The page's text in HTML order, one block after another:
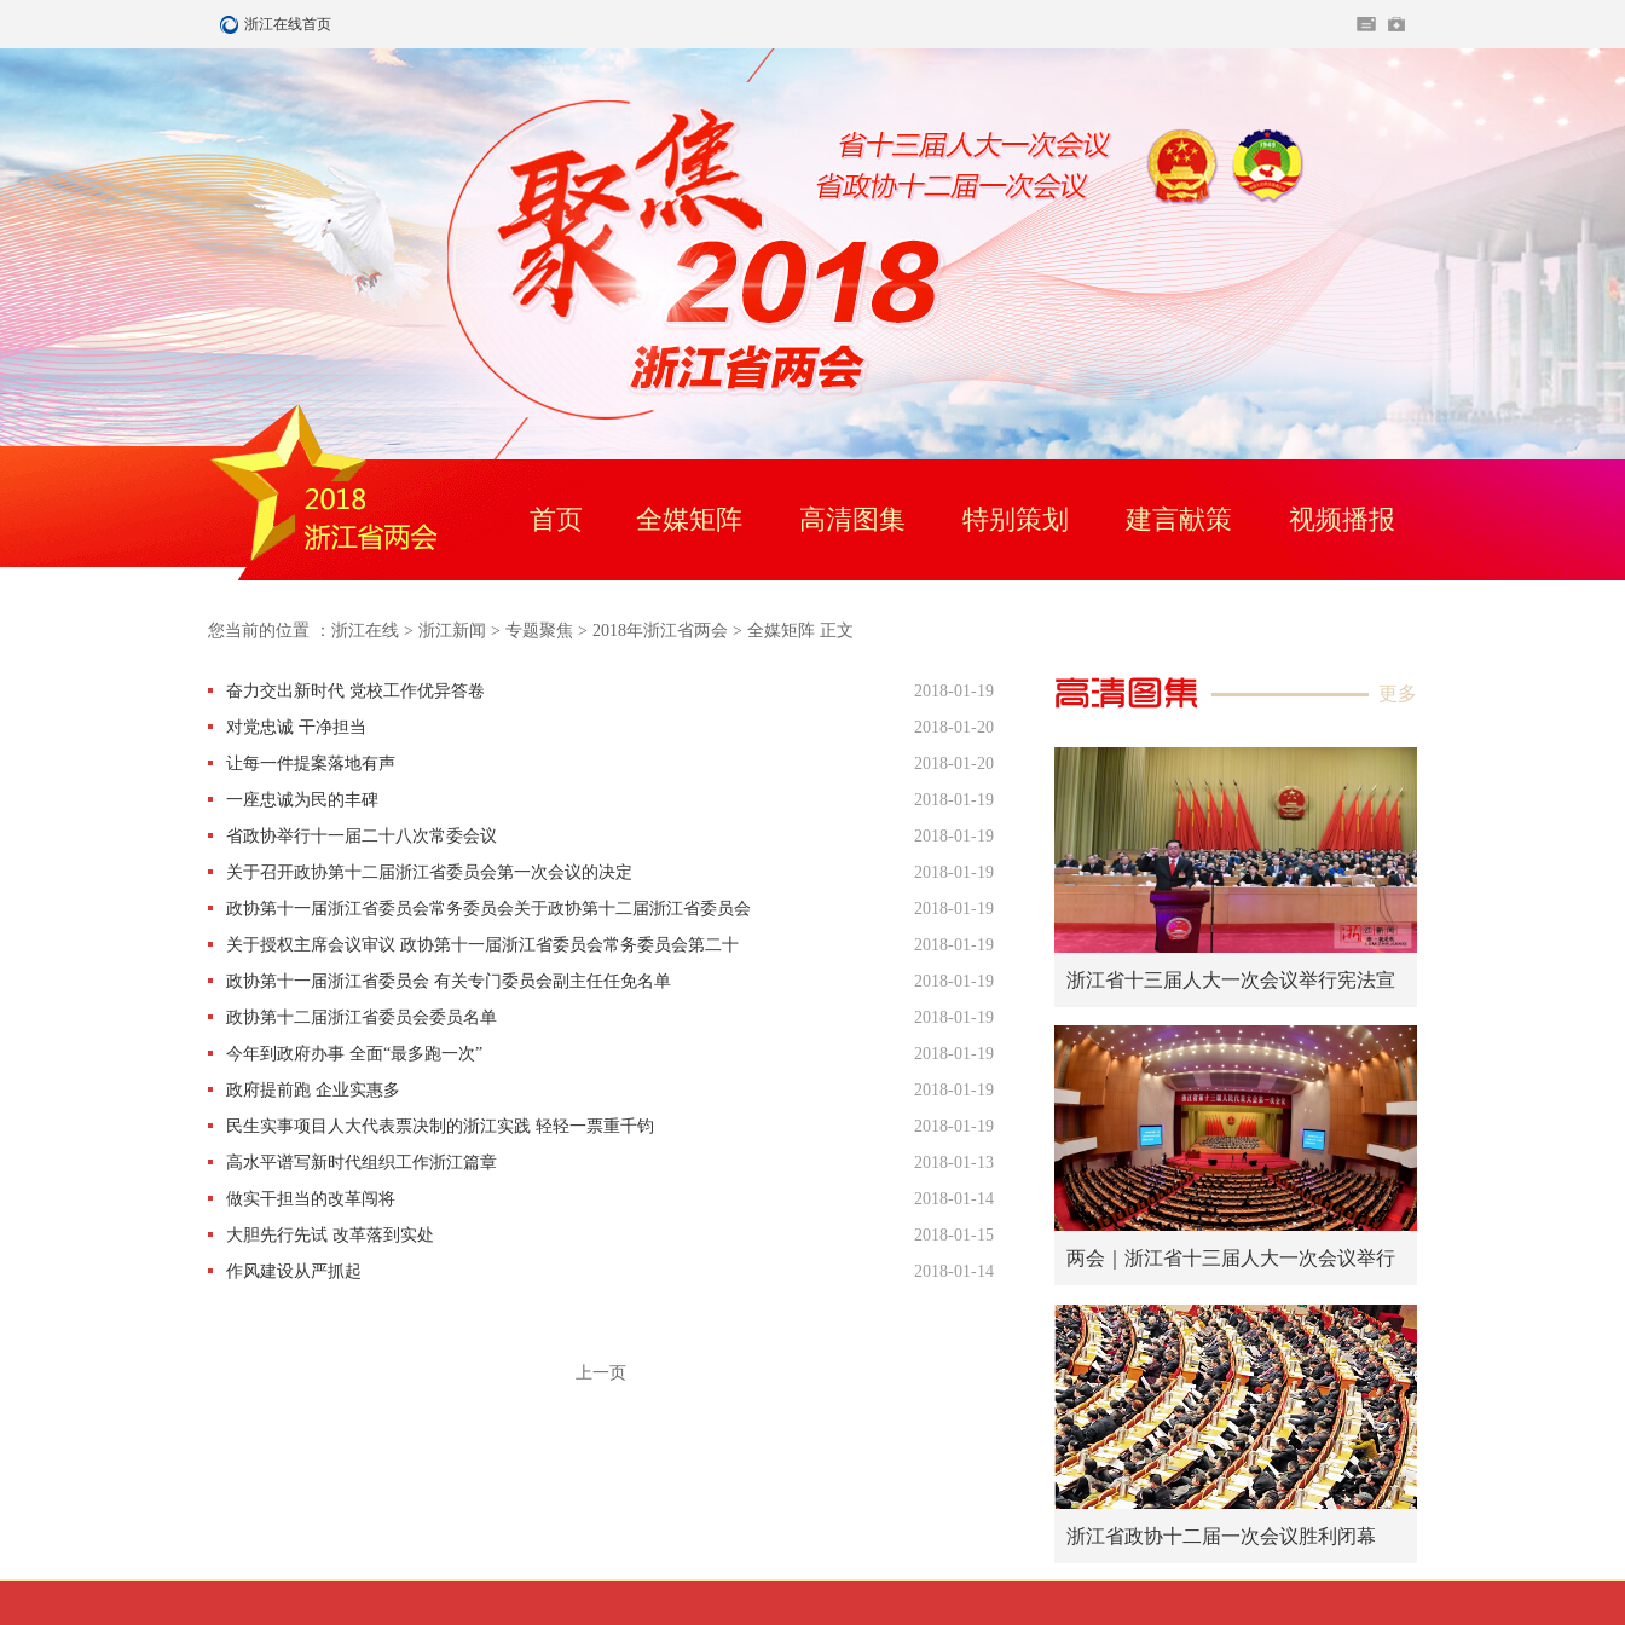
浙江在线首页
首页 全媒矩阵 高清图集 特别策划 建言献策 视频播报
您当前的位置 ： 浙江在线 > 浙江新闻 > 专题聚焦 > 2018年浙江省两会 > 全媒矩阵 正文
2018-01-19
奋力交出新时代 党校工作优异答卷
2018-01-20
对党忠诚 干净担当
2018-01-20
让每一件提案落地有声
2018-01-19
一座忠诚为民的丰碑
2018-01-19
省政协举行十一届二十八次常委会议
2018-01-19
关于召开政协第十二届浙江省委员会第一次会议的决定
2018-01-19
政协第十一届浙江省委员会常务委员会关于政协第十二届浙江省委员会
委员规模和界别设置的决定
2018-01-19
关于授权主席会议审议 政协第十一届浙江省委员会常务委员会第二十
八次会议未尽事宜的决定
2018-01-19
政协第十一届浙江省委员会 有关专门委员会副主任任免名单
2018-01-19
政协第十二届浙江省委员会委员名单
2018-01-19
今年到政府办事 全面“最多跑一次”
2018-01-19
政府提前跑 企业实惠多
2018-01-19
民生实事项目人大代表票决制的浙江实践 轻轻一票重千钧
2018-01-13
高水平谱写新时代组织工作浙江篇章
2018-01-14
做实干担当的改革闯将
2018-01-15
大胆先行先试 改革落到实处
2018-01-14
作风建设从严抓起
上一页
更多
浙江省十三届人大一次会议举行宪法宣
誓仪式
两会｜浙江省十三届人大一次会议举行
第四次全体会议
浙江省政协十二届一次会议胜利闭幕